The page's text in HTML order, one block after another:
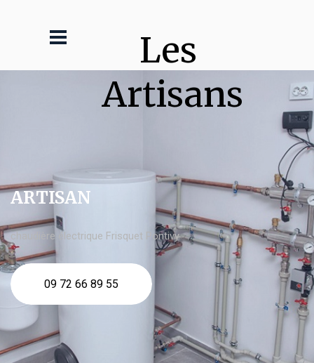
Les
Artisans
ARTISAN
chaudière électrique Frisquet Pontivy
09 72 66 89 55